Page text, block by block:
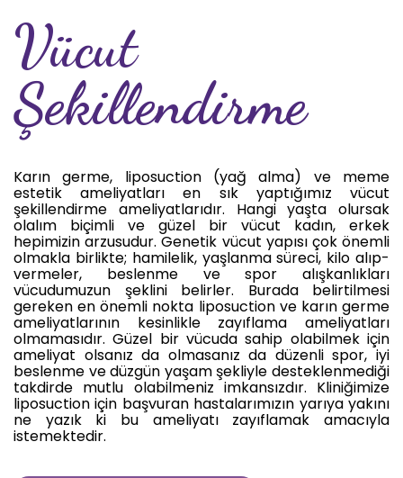
Vücut
Şekillendirme
Karın germe, liposuction (yağ alma) ve meme
estetik ameliyatları en sık yaptığımız vücut
şekillendirme ameliyatlarıdır. Hangi yaşta olursak
olalım biçimli ve güzel bir vücut kadın, erkek
hepimizin arzusudur. Genetik vücut yapısı çok önemli
olmakla birlikte; hamilelik, yaşlanma süreci, kilo alıp-
vermeler, beslenme ve spor alışkanlıkları
vücudumuzun şeklini belirler. Burada belirtilmesi
gereken en önemli nokta liposuction ve karın germe
ameliyatlarının kesinlikle zayıflama ameliyatları
olmamasıdır. Güzel bir vücuda sahip olabilmek için
ameliyat olsanız da olmasanız da düzenli spor, iyi
beslenme ve düzgün yaşam şekliyle desteklenmediği
takdirde mutlu olabilmeniz imkansızdır. Kliniğimize
liposuction için başvuran hastalarımızın yarıya yakını
ne yazık ki bu ameliyatı zayıflamak amacıyla
istemektedir.